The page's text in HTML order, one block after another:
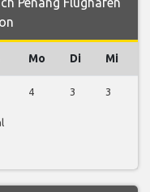
Mo Di Mi
4 3 3